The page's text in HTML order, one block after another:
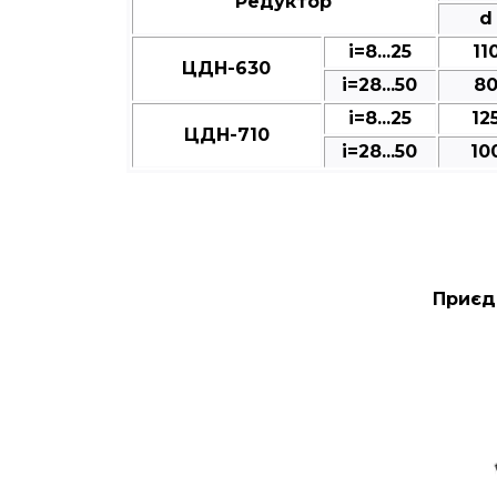
d
ЦДН-630
і=8...25
і=28...50
80
ЦДН-710
і=8...25
і=28...50